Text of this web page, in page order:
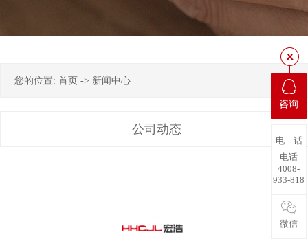
您的位置: 首页 -> 新闻中心
公司动态
咨询
电 话
电话
4008-
933-818
微信